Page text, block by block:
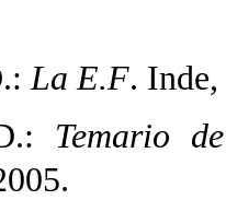
La E.F.
Temario